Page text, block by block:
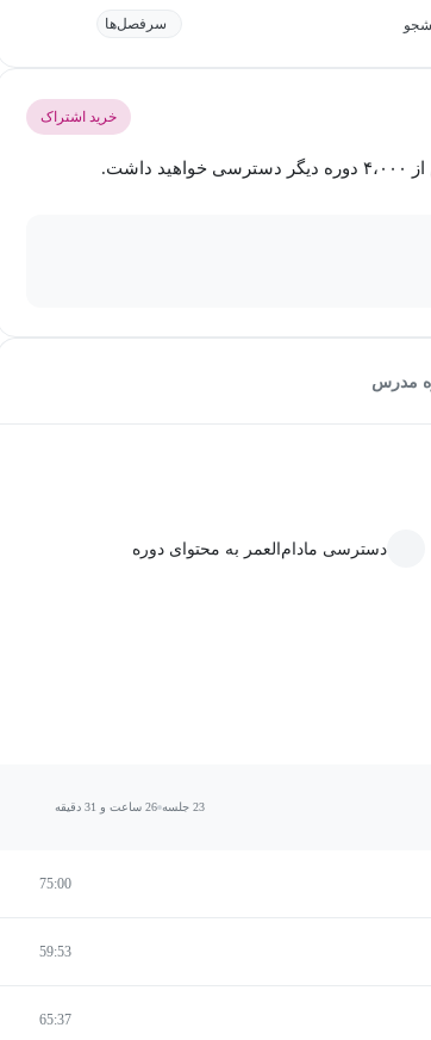
سرفصل‌ها
خرید اشتراک
مدرس
دسترسی مادام‌العمر به محتوای دوره
23 جلسه 26 ساعت و 31 دقیقه
75:00
59:53
65:37